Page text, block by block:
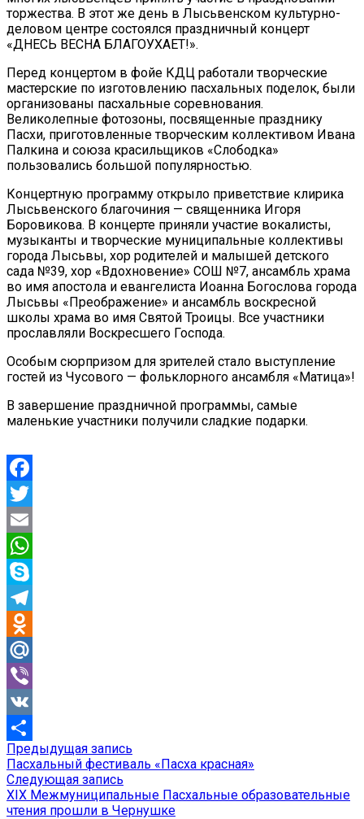
торжества. В этот же день в Лысьвенском культурно-
деловом центре состоялся праздничный концерт
«ДНЕСЬ ВЕСНА БЛАГОУХАЕТ!».
Перед концертом в фойе КДЦ работали творческие
мастерские по изготовлению пасхальных поделок, были
организованы пасхальные соревнования.
Великолепные фотозоны, посвященные празднику
Пасхи, приготовленные творческим коллективом Ивана
Палкина и союза красильщиков «Слободка»
пользовались большой популярностью.
Концертную программу открыло приветствие клирика
Лысьвенского благочиния — священника Игоря
Боровикова. В концерте приняли участие вокалисты,
музыканты и творческие муниципальные коллективы
города Лысьвы, хор родителей и малышей детского
сада №39, хор «Вдохновение» СОШ №7, ансамбль храма
во имя апостола и евангелиста Иоанна Богослова города
Лысьвы «Преображение» и ансамбль воскресной
школы храма во имя Святой Троицы. Все участники
прославляли Воскресшего Господа.
Особым сюрпризом для зрителей стало выступление
гостей из Чусового — фольклорного ансамбля «Матица»!
В завершение праздничной программы, самые
маленькие участники получили сладкие подарки.
Facebook
Twitter
Email
WhatsApp
Skype
Telegram
Odnoklassniki
Mail.Ru
Viber
VK
Отправить
Навигация
по
записям
Предыдущая запись
запись:
Пасхальный фестиваль «Пасха красная»
Следующая запись
запись:
XIX Межмуниципальные Пасхальные образовательные
чтения прошли в Чернушке